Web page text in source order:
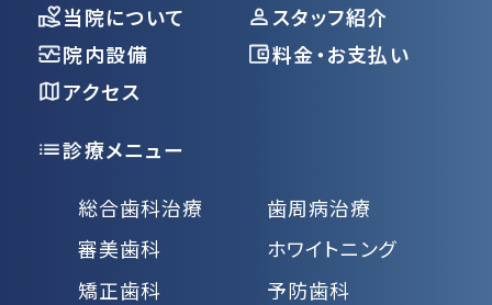
当院について
スタッフ紹介
院内設備
料金・お支払い
アクセス
診療メニュー
総合歯科治療
審美歯科
矯正歯科
歯周病治療
ホワイトニング
予防歯科